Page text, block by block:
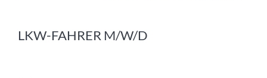
LKW-FAHRER M/W/D